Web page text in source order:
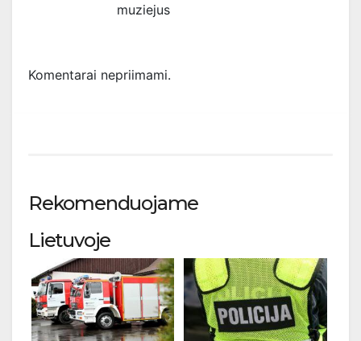
muziejus
Komentarai nepriimami.
Rekomenduojame
Lietuvoje